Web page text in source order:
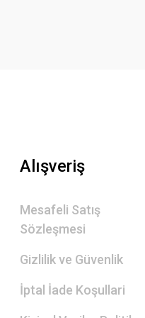
Alışveriş
Mesafeli Satış
Sözleşmesi
Gizlilik ve Güvenlik
İptal İade Koşullari